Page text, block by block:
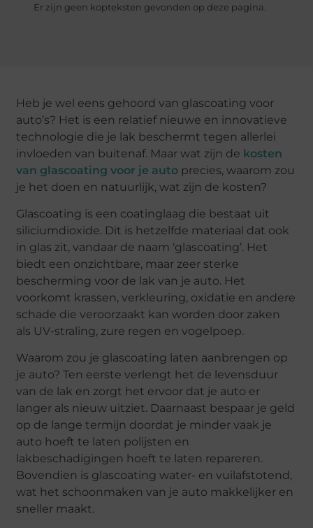
Er zijn geen kopteksten gevonden op deze pagina.
Heb je wel eens gehoord van glascoating voor
auto’s? Het is een relatief nieuwe en innovatieve
technologie die je lak beschermt tegen allerlei
invloeden van buitenaf. Maar wat zijn de kosten
van glascoating voor je auto precies, waarom zou
je het doen en natuurlijk, wat zijn de kosten?
Glascoating is een coatinglaag die bestaat uit
siliciumdioxide. Dit is hetzelfde materiaal dat ook
in glas zit, vandaar de naam ‘glascoating’. Het
biedt een onzichtbare, maar zeer sterke
bescherming voor de lak van je auto. Het
voorkomt krassen, verkleuring, oxidatie en andere
schade die veroorzaakt kan worden door zaken
als UV-straling, zure regen en vogelpoep.
Waarom zou je glascoating laten aanbrengen op
je auto? Ten eerste verlengt het de levensduur
van de lak en zorgt het ervoor dat je auto er
langer als nieuw uitziet. Daarnaast bespaar je geld
op de lange termijn doordat je minder vaak je
auto hoeft te laten polijsten en
lakbeschadigingen hoeft te laten repareren.
Bovendien is glascoating water- en vuilafstotend,
wat het schoonmaken van je auto makkelijker en
sneller maakt.